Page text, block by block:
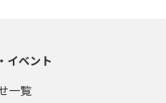
イベント
一覧